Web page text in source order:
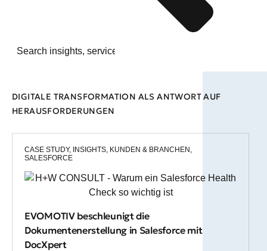
DIGITALE TRANSFORMATION ALS ANTWORT AUF
HERAUSFORDERUNGEN
CASE STUDY, INSIGHTS KUNDEN & BRANCHEN
SALESFORCE
EVOMOTIV beschleunigt die
Dokumentenerstellung in Salesforce mit
DocXpert